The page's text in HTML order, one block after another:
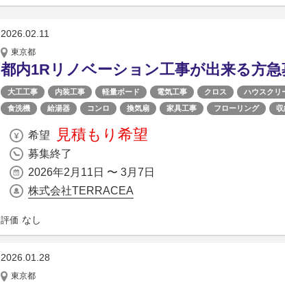
2026.02.11
東京都
都内1Rリノベーション工事が出来る方急
大工工事 内装工事 軽量ボード 電気工事 クロス ハウスクリ
食洗機
給湯器 コンロ 換気扇 家具工事 フローリング
希望 見積もり希望
募集終了
2026年2月11日 〜 3月7日
株式会社TERRACEA
評価 なし
2026.01.28
東京都